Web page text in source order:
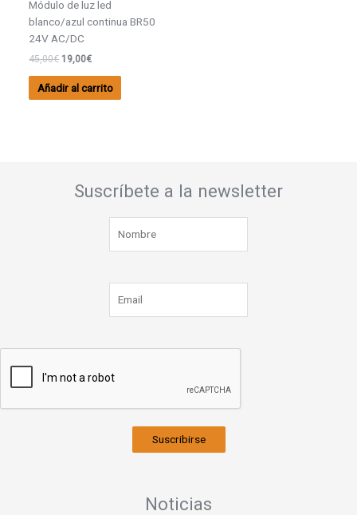
Módulo de luz led
blanco/azul continua BR50
24V AC/DC
45,00€ 19,00€
Añadir al carrito
Suscríbete a la newsletter
Suscribirse
Noticias